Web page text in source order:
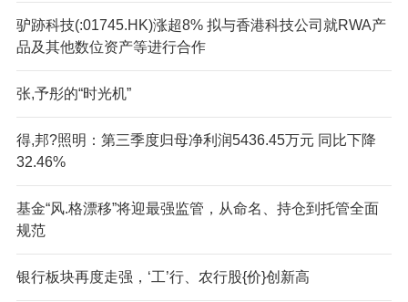
驴跡科技(:01745.HK)涨超8% 拟与香港科技公司就RWA产
品及其他数位资产等进行合作
张,予彤的“时光机”
得,邦?照明：第三季度归母净利润5436.45万元 同比下降
32.46%
基金“风.格漂移”将迎最强监管，从命名、持仓到托管全面
规范
银行板块再度走强，‘工’行、农行股{价}创新高